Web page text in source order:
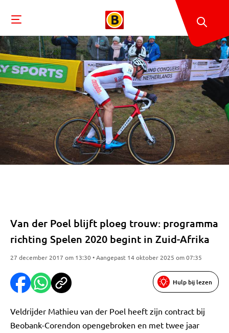
Van der Poel blijft ploeg trouw: programma
richting Spelen 2020 begint in Zuid-Afrika
27 december 2017 om 13:30 • Aangepast 14 oktober 2025 om 07:35
Hulp bij lezen
Veldrijder Mathieu van der Poel heeft zijn contract bij
Beobank-Corendon opengebroken en met twee jaar